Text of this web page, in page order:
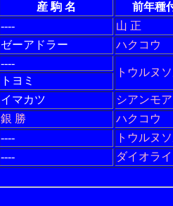
産 駒 名
前年種
----
山 正
ゼーアドラー
ハクコウ
----
トウルヌ
トヨミ
イマカツ
シアンモア
銀 勝
ハクコウ
----
トウルヌ
---- ダイオラ